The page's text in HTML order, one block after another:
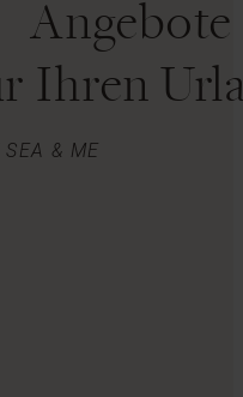
Ihren
SEA & ME